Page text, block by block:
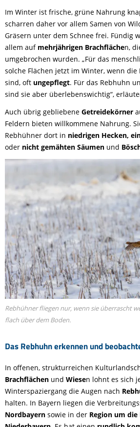
Im Winter ist frische, grüne Nahrung
scharren daher vor allem Samen von
Gräsern unter dem Schnee frei. Fündig
allem auf mehrjährigen Brachflächen,
umgebrochen wurden. „Für das
solche Flächen jetzt im Winter, wenn
sind, oft ungepflegt. Für das Rebhuhn
sind sie aber überlebenswichtig“,
Auch übrig gebliebene Getreidekörner
Feldern bieten willkommene Nahrung.
Rebhühner dort in niedrigen Hecken,
oder nicht gemähten Säumen und
Das Rebhuhn erkennen und
Rebhühner fliegen nur, wenn sie überrascht
flach über dem Boden.
In offenen, strukturreichen
Brachflächen und Wiesen lohnt es sich
Winterspaziergang die Augen nach
halten. In Bayern liegen die
Nordbayern sowie in der Region um die